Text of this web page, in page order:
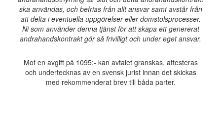
ska användas, och befrias från allt ansvar samt avstår från
att delta i eventuella uppgörelser eller domstolsprocesser.
Ni som använder denna tjänst för att skapa ett genererat
andrahandskontrakt gör så frivilligt och under eget ansvar.
Mot en avgift på 1095:- kan avtalet granskas, attesteras
och undertecknas av en svensk jurist innan det skickas
med rekommenderat brev till båda parter.